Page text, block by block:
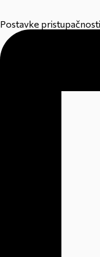
Postavke pristupačnosti